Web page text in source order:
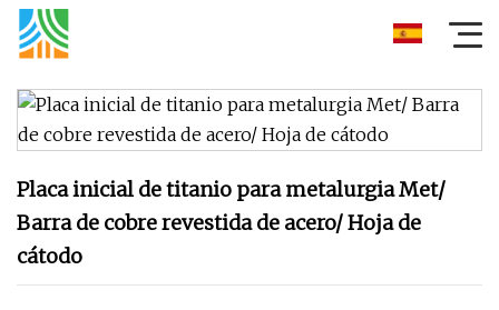
Placa inicial de titanio para metalurgia Met/
Barra de cobre revestida de acero/ Hoja de
cátodo